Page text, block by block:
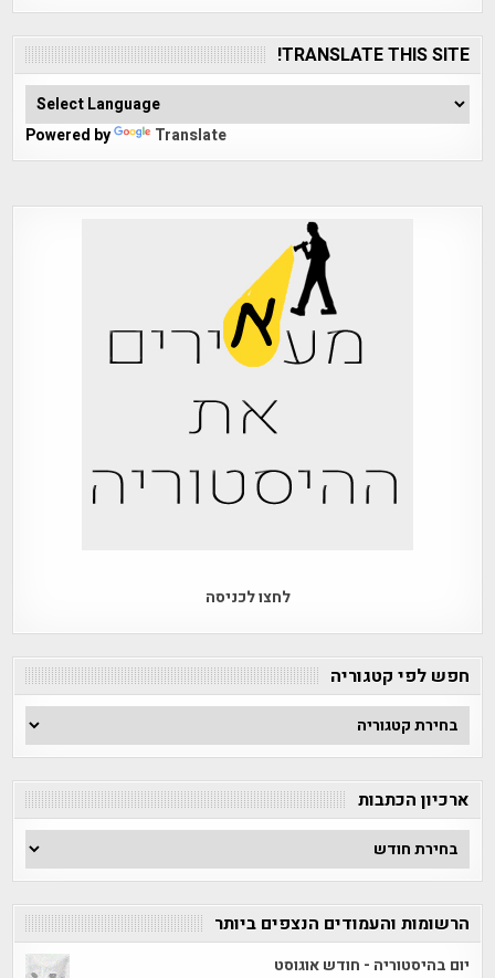
TRANSLATE THIS SITE!
Powered by Translate
לחצו לכניסה
חפש לפי קטגוריה
חפש
לפי
קטגוריה
ארכיון הכתבות
ארכיון
הכתבות
הרשומות והעמודים הנצפים ביותר
יום בהיסטוריה - חודש אוגוסט